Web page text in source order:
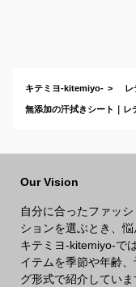
キテミヨ-kitemiyo-
無添加の汗拭きシート｜レ
Our Vision
自分に合ったファッ
ションを選ぶとき、
キテミヨ-kitemiyo-で
イテムを季節や年齢
グ形式で紹介していま